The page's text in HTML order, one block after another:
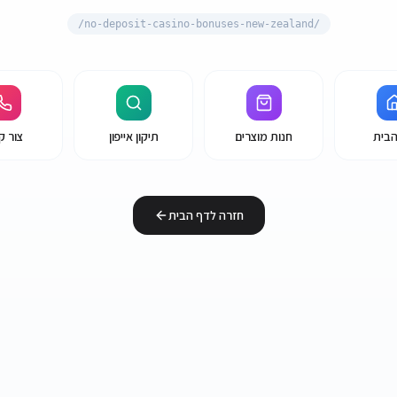
/
no-deposit-casino-bonuses-new-zealand/
חנות מוצרים תיקון אייפון צור
חזרה לדף הבית